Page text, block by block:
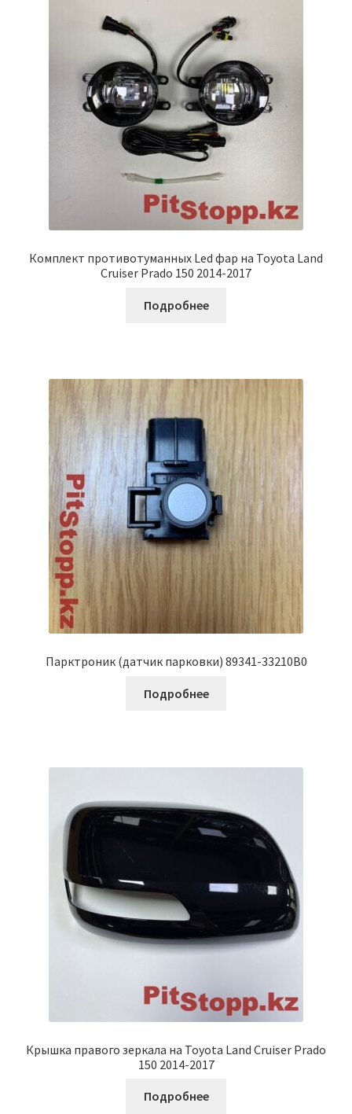
Комплект противотуманных Led фар на Toyota Land
Cruiser Prado 150 2014-2017
Подробнее
Парктроник (датчик парковки) 89341-33210B0
Подробнее
Крышка правого зеркала на Toyota Land Cruiser Prado
150 2014-2017
Подробнее